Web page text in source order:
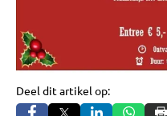
Deel dit artikel op: